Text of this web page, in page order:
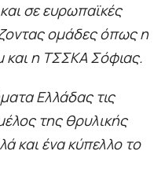
σε ευρωπαϊκές
ομάδες όπως η
και η ΤΣΣΚΑ Σόφιας.
Ελλάδας τις
της θρυλικής
και ένα κύπελλο το